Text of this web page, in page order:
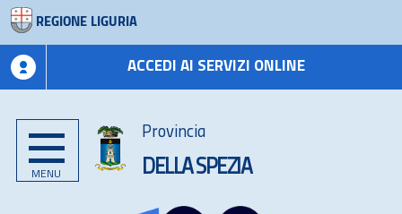
REGIONE LIGURIA
ACCEDI AI SERVIZI ONLINE
MENU
Provincia
DELLA SPEZIA